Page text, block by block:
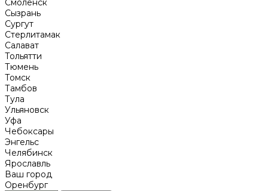
Смоленск
Сызрань
Сургут
Стерлитамак
Салават
Тольятти
Тюмень
Томск
Тамбов
Тула
Ульяновск
Уфа
Чебоксары
Энгельс
Челябинск
Ярославль
Ваш город
Оренбург